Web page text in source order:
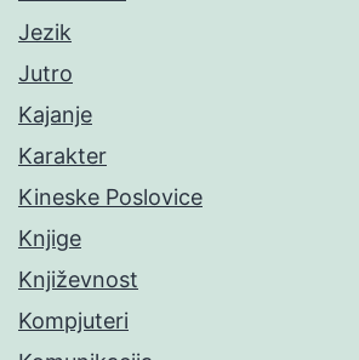
Jezik
Jutro
Kajanje
Karakter
Kineske Poslovice
Knjige
Književnost
Kompjuteri